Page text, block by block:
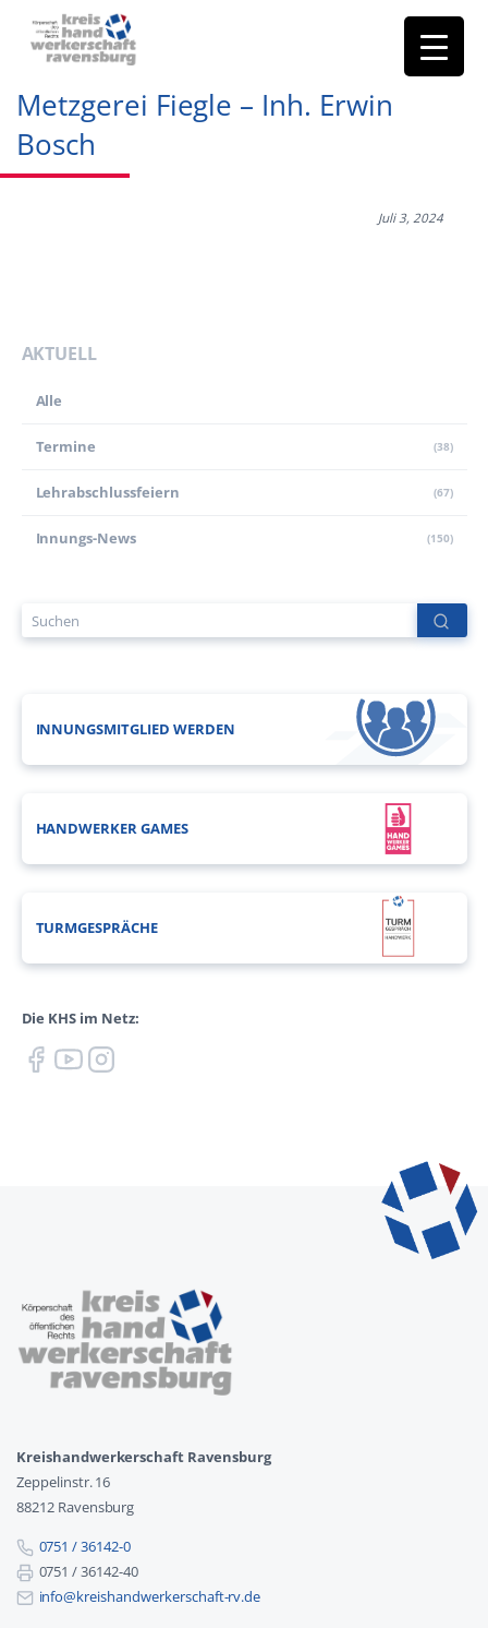
Metzgerei Fiegle – Inh. Erwin
Bosch
Juli 3, 2024
AKTUELL
Alle
Termine (38)
Lehr­abschluss­feiern (67)
Innungs-News (150)
INNUNGSMITGLIED WERDEN
HANDWERKER GAMES
TURMGESPRÄCHE
Die KHS im Netz:
Kreishandwerkerschaft Ravensburg
Zeppelinstr. 16
88212 Ravensburg
0751 / 36142-0
0751 / 36142-40
info@kreishandwerkerschaft-rv.de